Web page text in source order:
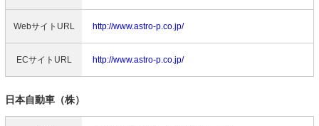
WebサイトURL http://www.astro-p.co.jp/
ECサイトURL http://www.astro-p.co.jp/
日本自動車（株）